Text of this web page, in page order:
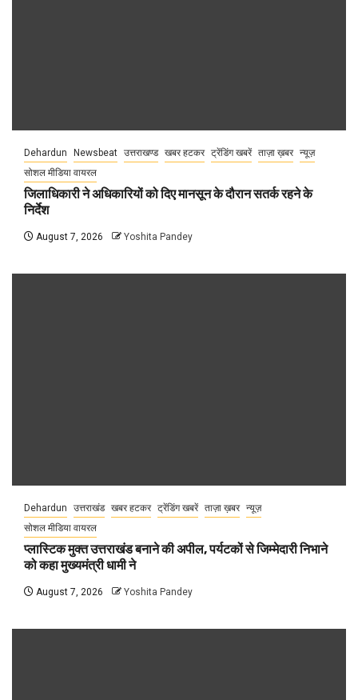
Dehardun Newsbeat उत्तराखण्ड खबर हटकर ट्रेंडिंग खबरें ताज़ा ख़बर न्यूज़
सोशल मीडिया वायरल
जिलाधिकारी ने अधिकारियों को दिए मानसून के दौरान सतर्क रहने के
निर्देश
August 7, 2026 Yoshita Pandey
Dehardun उत्तराखंड खबर हटकर ट्रेंडिंग खबरें ताज़ा ख़बर न्यूज़
सोशल मीडिया वायरल
प्लास्टिक मुक्त उत्तराखंड बनाने की अपील, पर्यटकों से जिम्मेदारी निभाने
को कहा मुख्यमंत्री धामी ने
August 7, 2026 Yoshita Pandey